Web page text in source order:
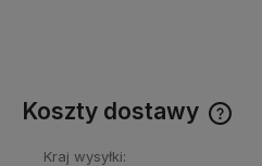
Koszty dostawy
Kraj wysyłki: